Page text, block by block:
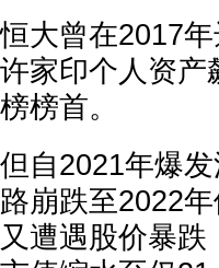
恒大曾在2017
许家印个人资产
榜榜首。
但自2021年爆
路崩跌至2022
又遭遇股价暴